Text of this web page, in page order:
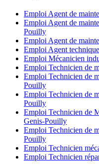
Emploi Agent de
Emploi Agent de
Pouilly
Emploi Agent de
Emploi Agent
Emploi Mécanicien
Emploi Technicien de
Emploi Technicien de
Pouilly
Emploi Technicien de
Pouilly
Emploi Technicien de
Genis-Pouilly
Emploi Technicien de
Pouilly
Emploi Technicien
Emploi Technicien